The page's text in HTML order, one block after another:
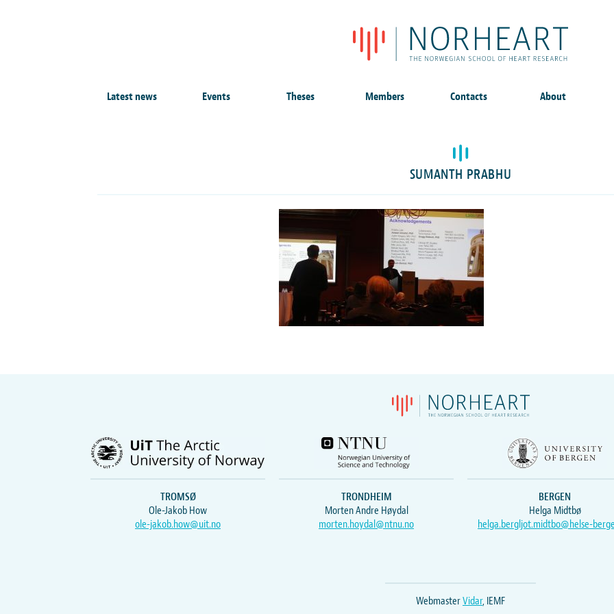
Latest news Events Theses Members Contacts About
SUMANTH PRABHU
TROMSØ
Ole-Jakob How
ole-jakob.how@uit.no
TRONDHEIM
Morten Andre Høydal
morten.hoydal@ntnu.no
BERGEN
Helga Midtbø
helga.bergljot.midtbo@helse-
WebmasterVidar, IEMF